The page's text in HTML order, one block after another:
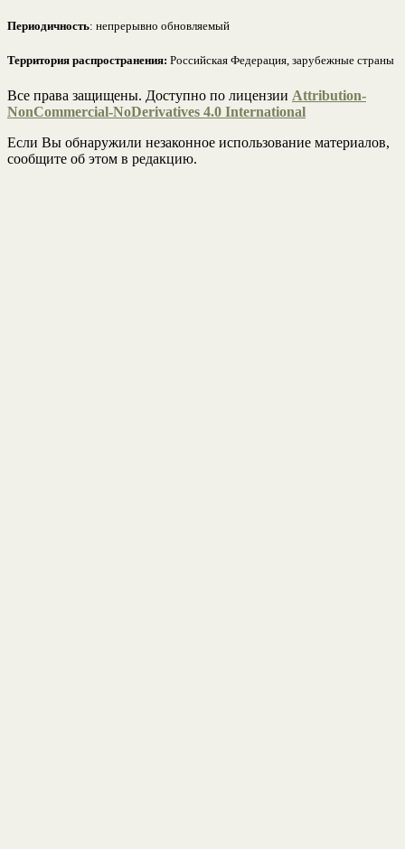
Периодичность: непрерывно обновляемый
Территория распространения: Российская Федерация, зарубежные страны
Все права защищены. Доступно по лицензии Attribution-
NonCommercial-NoDerivatives 4.0 International
Если Вы обнаружили незаконное использование материалов,
сообщите об этом в редакцию.